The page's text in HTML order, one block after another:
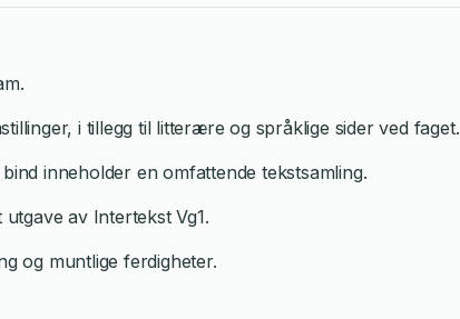
i tillegg til litterære og språklige sider ved faget.
inneholder en omfattende tekstsamling.
av Intertekst Vg1.
og muntlige ferdigheter.